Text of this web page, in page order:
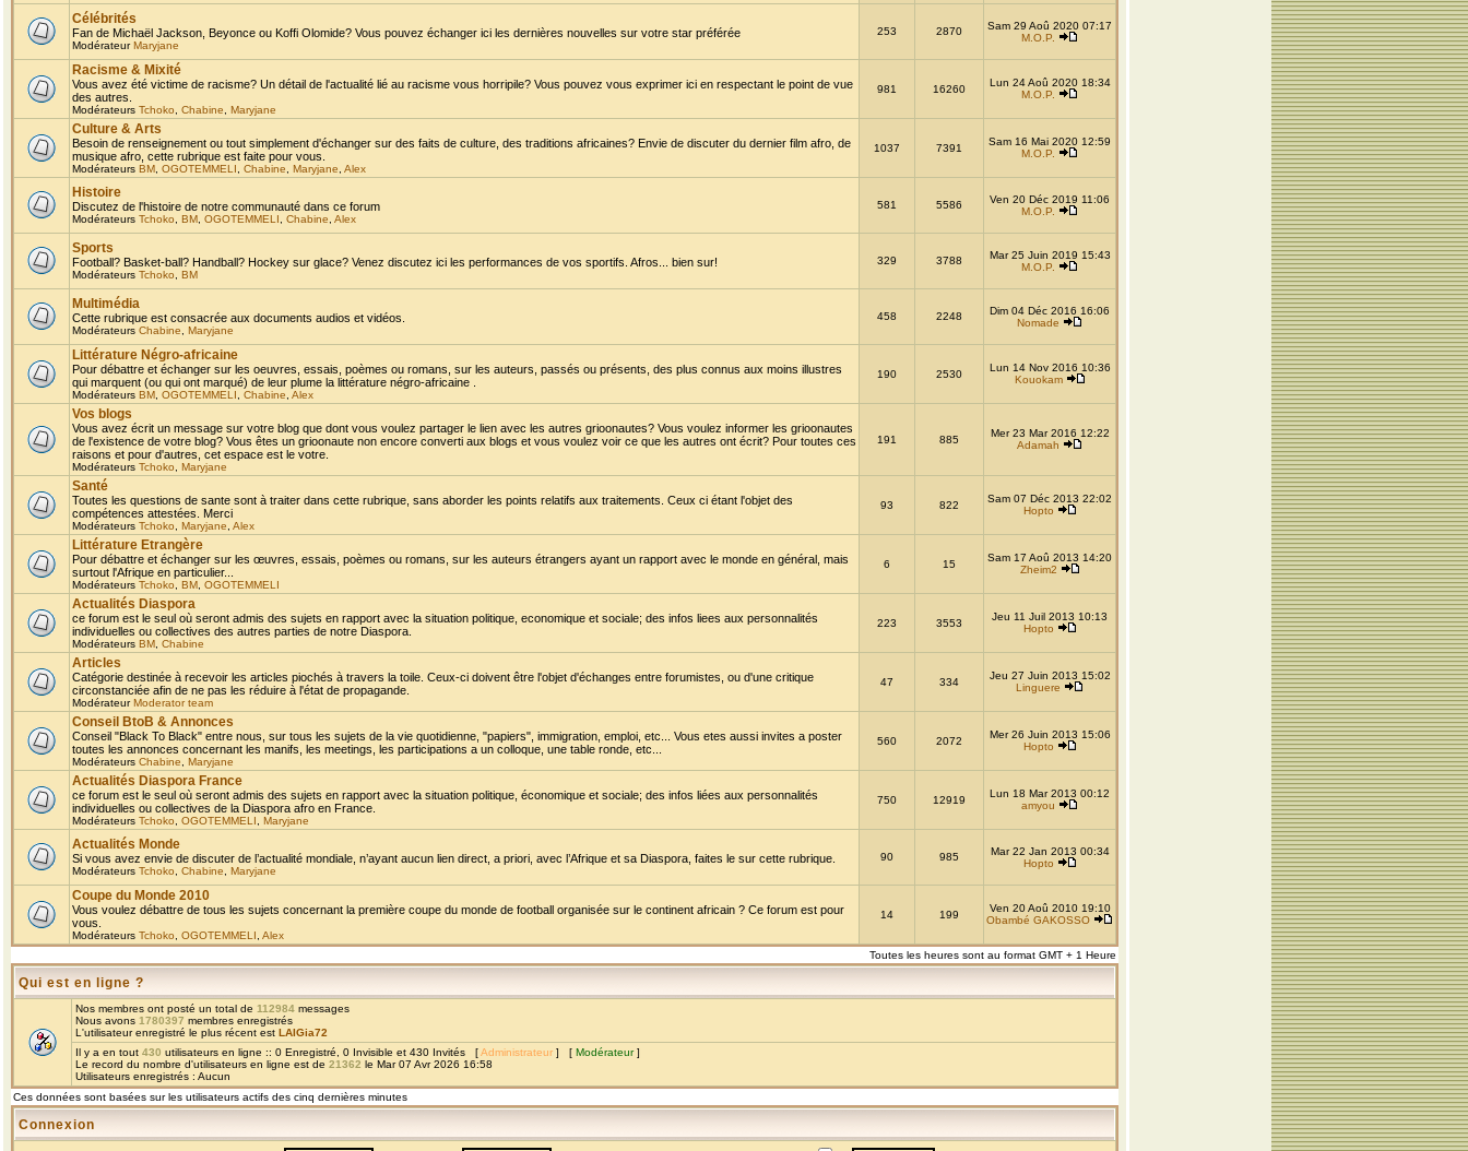
Célébrités
Fan de Michaël Jackson, Beyonce ou Koffi Olomide? Vous pouvez échanger ici les dernières nouvelles sur votre star préférée
ModérateurMaryjane
253 2870
Sam 29 Aoû 2020 07:17
M.O.P.
Racisme & Mixité
Vous avez été victime de racisme? Un détail de l'actualité lié au racisme vous horripile? Vous pouvez vous exprimer ici en respectant le point de vue
des autres.
Modérateurs Tchoko Chabine Maryjane
981 16260
Lun 24 Aoû 2020 18:34
M.O.P.
Culture & Arts
Besoin de renseignement ou tout simplement d'échanger sur des faits de culture, des traditions africaines? Envie de discuter du dernier film afro, de
musique afro, cette rubrique est faite pour vous.
Modérateurs BM OGOTEMMELI Chabine Maryjane Alex
1037 7391
Sam 16 Mai 2020 12:59
M.O.P.
Histoire
Discutez de l'histoire de notre communauté dans ce forum
Modérateurs Tchoko BM OGOTEMMELI Chabine Alex
581 5586
Ven 20 Déc 2019 11:06
M.O.P.
Sports
Football? Basket-ball? Handball? Hockey sur glace? Venez discutez ici les performances de vos sportifs. Afros... bien sur!
Modérateurs Tchoko BM
329 3788
Mar 25 Juin 2019 15:43
M.O.P.
Multimédia
Cette rubrique est consacrée aux documents audios et vidéos.
Modérateurs Chabine Maryjane
458 2248
Dim 04 Déc 2016 16:06
Nomade
Littérature Négro-africaine
Pour débattre et échanger sur les oeuvres, essais, poèmes ou romans, sur les auteurs, passés ou présents, des plus connus aux moins illustres
qui marquent (ou qui ont marqué) de leur plume la littérature négro-africaine .
Modérateurs BM OGOTEMMELI Chabine Alex
190 2530
Lun 14 Nov 2016 10:36
Kouokam
Vos blogs
Vous avez écrit un message sur votre blog que dont vous voulez partager le lien avec les autres grioonautes? Vous voulez informer les grioonautes
de l'existence de votre blog? Vous êtes un grioonaute non encore converti aux blogs et vous voulez voir ce que les autres ont écrit? Pour toutes ces
raisons et pour d'autres, cet espace est le votre.
Modérateurs Tchoko Maryjane
191 885
Mer 23 Mar 2016 12:22
Adamah
Santé
Toutes les questions de sante sont à traiter dans cette rubrique, sans aborder les points relatifs aux traitements. Ceux ci étant l'objet des
compétences attestées. Merci
Modérateurs Tchoko Maryjane Alex
93 822
Sam 07 Déc 2013 22:02
Hopto
Littérature Etrangère
Pour débattre et échanger sur les œuvres, essais, poèmes ou romans, sur les auteurs étrangers ayant un rapport avec le monde en général, mais
surtout l'Afrique en particulier...
Modérateurs Tchoko BM OGOTEMMELI
6 15
Sam 17 Aoû 2013 14:20
Zheim2
Actualités Diaspora
ce forum est le seul où seront admis des sujets en rapport avec la situation politique, economique et sociale; des infos liees aux personnalités
individuelles ou collectives des autres parties de notre Diaspora.
Modérateurs BM Chabine
223 3553
Jeu 11 Juil 2013 10:13
Hopto
Articles
Catégorie destinée à recevoir les articles piochés à travers la toile. Ceux-ci doivent être l'objet d'échanges entre forumistes, ou d'une critique
circonstanciée afin de ne pas les réduire à l'état de propagande.
ModérateurModerator team
47 334
Jeu 27 Juin 2013 15:02
Linguere
Conseil BtoB & Annonces
Conseil "Black To Black" entre nous, sur tous les sujets de la vie quotidienne, "papiers", immigration, emploi, etc... Vous etes aussi invites a poster
toutes les annonces concernant les manifs, les meetings, les participations a un colloque, une table ronde, etc...
Modérateurs Chabine Maryjane
560 2072
Mer 26 Juin 2013 15:06
Hopto
Actualités Diaspora France
ce forum est le seul où seront admis des sujets en rapport avec la situation politique, économique et sociale; des infos liées aux personnalités
individuelles ou collectives de la Diaspora afro en France.
Modérateurs Tchoko OGOTEMMELI Maryjane
750 12919
Lun 18 Mar 2013 00:12
amyou
Actualités Monde
Si vous avez envie de discuter de l’actualité mondiale, n’ayant aucun lien direct, a priori, avec l’Afrique et sa Diaspora, faites le sur cette rubrique.
Modérateurs Tchoko Chabine Maryjane
90 985
Mar 22 Jan 2013 00:34
Hopto
Coupe du Monde 2010
Vous voulez débattre de tous les sujets concernant la première coupe du monde de football organisée sur le continent africain ? Ce forum est pour
vous.
Modérateurs Tchoko OGOTEMMELI Alex
14 199
Ven 20 Aoû 2010 19:10
Obambé GAKOSSO
Toutes les heures sont au format GMT + 1 Heure
Qui est en ligne ?
Nos membres ont posté un total de 112984 messages
Nous avons 1780397 membres enregistrés
L'utilisateur enregistré le plus récent est LAIGia72
Il y a en tout 430 utilisateurs en ligne :: 0 Enregistré, 0 Invisible et 430 Invités [Administrateur ] [ Modérateur]
Le record du nombre d'utilisateurs en ligne est de 21362 le Mar 07 Avr 2026 16:58
Utilisateurs enregistrés : Aucun
Ces données sont basées sur les utilisateurs actifs des cinq dernières minutes
Connexion